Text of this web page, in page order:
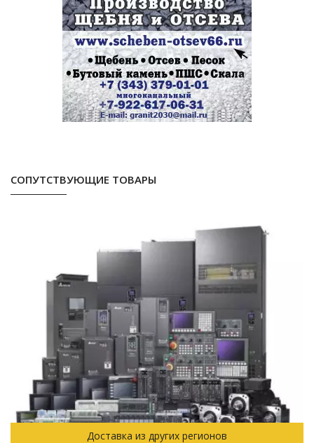
СОПУТСТВУЮЩИЕ ТОВАРЫ
Доставка из других регионов